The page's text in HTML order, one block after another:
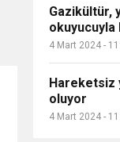
Gazikültür,
okuyucuyla
4 Mart 2024 -
Hareketsiz
oluyor
4 Mart 2024 -